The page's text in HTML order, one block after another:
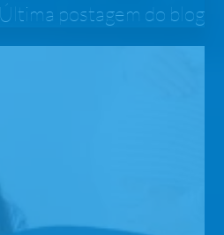
Última postagem do blog